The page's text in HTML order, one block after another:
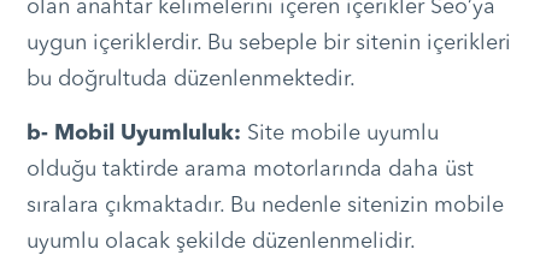
olan anahtar kelimelerini içeren içerikler Seo’ya
uygun içeriklerdir. Bu sebeple bir sitenin içerikleri
bu doğrultuda düzenlenmektedir.
b- Mobil Uyumluluk: Site mobile uyumlu
olduğu taktirde arama motorlarında daha üst
sıralara çıkmaktadır. Bu nedenle sitenizin mobile
uyumlu olacak şekilde düzenlenmelidir.